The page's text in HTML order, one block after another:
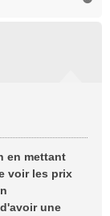
en mettant
voir les prix
une